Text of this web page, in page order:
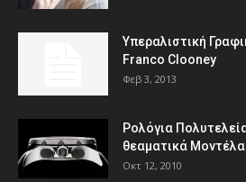
Υπεραλιστική
Franco Clooney
Φεβ 3, 2013
Ρολόγια
θεαματικά Μοντέλα
Οκτ 12, 2010